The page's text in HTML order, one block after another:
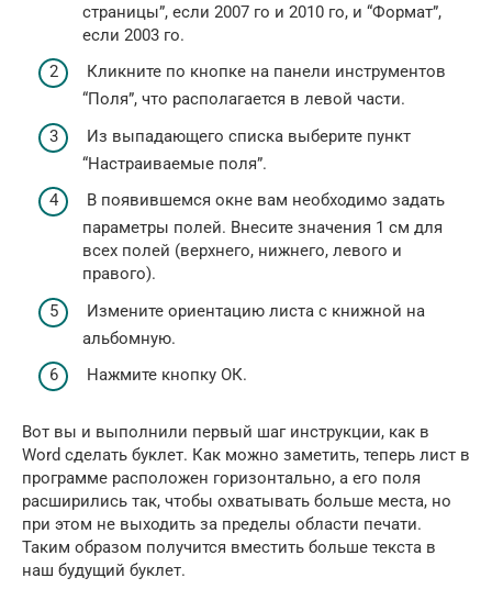
страницы”, если 2007 го и 2010 го, и “Формат”,
если 2003 го.
Кликните по кнопке на панели инструментов
“Поля”, что располагается в левой части.
Из выпадающего списка выберите пункт
“Настраиваемые поля”.
В появившемся окне вам необходимо задать
параметры полей. Внесите значения 1 см для
всех полей (верхнего, нижнего, левого и
правого).
Измените ориентацию листа с книжной на
альбомную.
Нажмите кнопку ОК.
Вот вы и выполнили первый шаг инструкции, как в
Word сделать буклет. Как можно заметить, теперь лист в
программе расположен горизонтально, а его поля
расширились так, чтобы охватывать больше места, но
при этом не выходить за пределы области печати.
Таким образом получится вместить больше текста в
наш будущий буклет.